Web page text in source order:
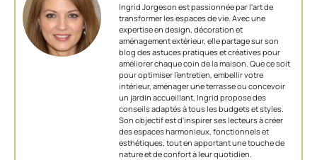
Ingrid Jorgeson est passionnée par l'art de
transformer les espaces de vie. Avec une
expertise en design, décoration et
aménagement extérieur, elle partage sur son
blog des astuces pratiques et créatives pour
améliorer chaque coin de la maison. Que ce soit
pour optimiser l’entretien, embellir votre
intérieur, aménager une terrasse ou concevoir
un jardin accueillant, Ingrid propose des
conseils adaptés à tous les budgets et styles.
Son objectif est d'inspirer ses lecteurs à créer
des espaces harmonieux, fonctionnels et
esthétiques, tout en apportant une touche de
nature et de confort à leur quotidien.